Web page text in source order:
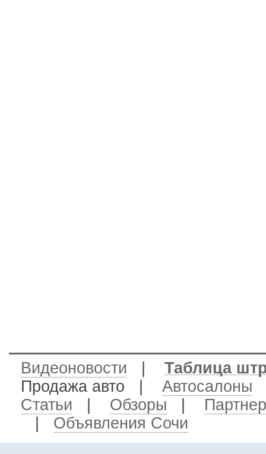
Видеоновости
Таблица
Продажа авто
Автосалоны
Статьи
Обзоры
Объявления Сочи